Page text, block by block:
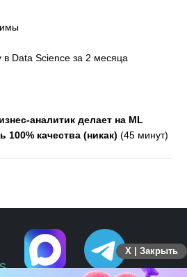
в Data Science за 2 месяца
аналитик делает на ML
100% качества (никак) (45 минут)
X | Закрыть